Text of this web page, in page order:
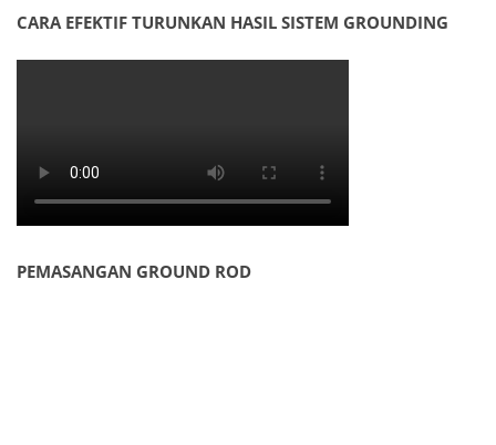
CARA EFEKTIF TURUNKAN HASIL SISTEM GROUNDING
PEMASANGAN GROUND ROD